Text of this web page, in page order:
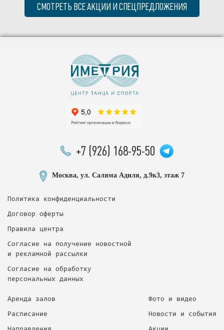
СМОТРЕТЬ ВСЕ АКЦИИ И СПЕЦПРЕДЛОЖЕНИЯ
+7 (926) 168-95-50
Москва, ул. Саляма Адиля, д.9к3, этаж 7
Политика конфиденциальности
Договор оферты
Правила центра
Согласие на получение новостной
и рекламной рассылки
Согласие на обработку
персональных данных
Аренда залов
Расписание
Фото и видео
Новости и события